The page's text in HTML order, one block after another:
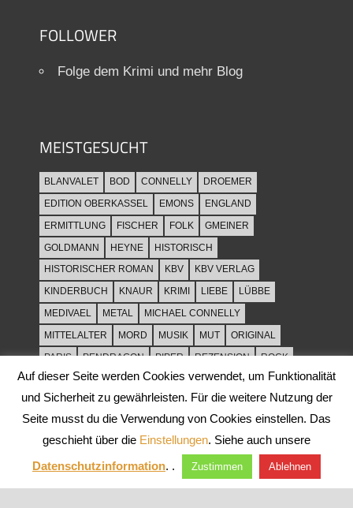
FOLLOWER
Folge dem Krimi und mehr Blog
MEISTGESUCHT
BLANVALET BOD CONNELLY
DROEMER
EDITION OBERKASSEL
EMONS
ENGLAND
ERMITTLUNG
FISCHER FOLK
GMEINER
GOLDMANN
HEYNE
HISTORISCH
HISTORISCHER ROMAN
KBV
KBV VERLAG
KINDERBUCH
KNAUR KRIMI LIEBE
LÜBBE
MEDIVAEL
METAL
MICHAEL CONNELLY
MITTELALTER
MORD MUSIK MUT
ORIGINAL
PARIS
PENDRAGON PIPER REZENSION
ROCK
ROCKMUSIK
ROMAN ROWOHLT
SACHBUCH
SPANNUNG
SYLT THRILLER TOD
ULLSTEIN
WEIHNACHT
Auf dieser Seite werden Cookies verwendet, um Funktionalität
und Sicherheit zu gewährleisten. Für die weitere Nutzung der
Seite musst du die Verwendung von Cookies einstellen. Das
geschieht über die Einstellungen. Siehe auch unsere
Datenschutzinformation. . Zustimmen Ablehnen